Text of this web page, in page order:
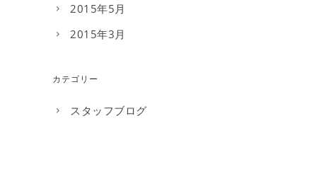
2015年5月
2015年3月
カテゴリー
スタッフブログ